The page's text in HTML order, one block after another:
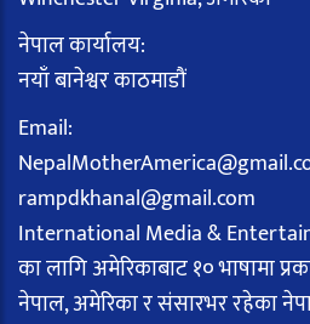
नेपाल कार्यालय:
नयाँ बानेश्वर काठमाडौं
Email:
rampdkhanal@gmail.com
International Media &
का लागि अमेरिकाबाट १० भाषामा
नेपाल, अमेरिका र संसारभर रहेका